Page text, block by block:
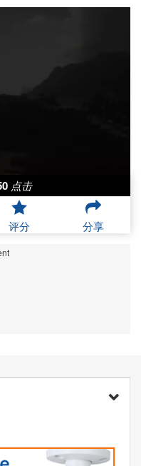
点击
评分 分享